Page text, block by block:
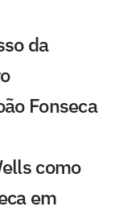
da
Fonseca
como
em